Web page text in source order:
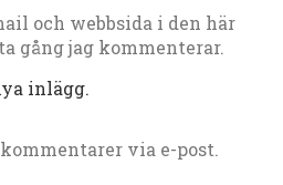
och webbsida i den här
gång jag kommenterar.
inlägg.
via e-post.